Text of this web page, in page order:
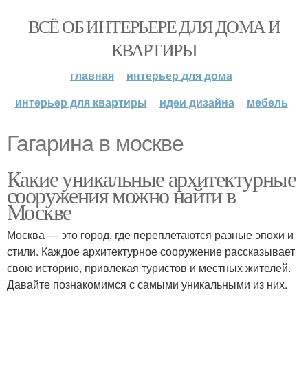
ВСЁ ОБ ИНТЕРЬЕРЕ ДЛЯ ДОМА И
КВАРТИРЫ
главная
интерьер для дома
интерьер для квартиры
идеи дизайна мебель
Гагарина в москве
Какие уникальные архитектурные
сооружения можно найти в
Москве
Москва — это город, где переплетаются разные эпохи и
стили. Каждое архитектурное сооружение рассказывает
свою историю, привлекая туристов и местных жителей.
Давайте познакомимся с самыми уникальными из них.